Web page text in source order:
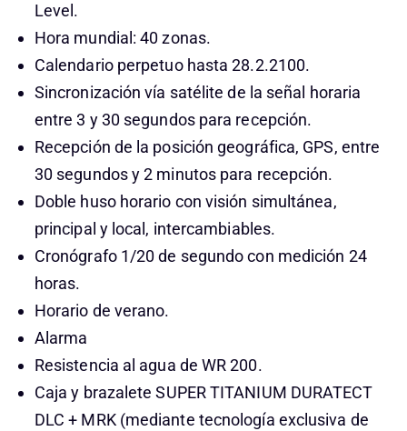
Level.
Hora mundial: 40 zonas.
Calendario perpetuo hasta 28.2.2100.
Sincronización vía satélite de la señal horaria
entre 3 y 30 segundos para recepción.
Recepción de la posición geográfica, GPS, entre
30 segundos y 2 minutos para recepción.
Doble huso horario con visión simultánea,
principal y local, intercambiables.
Cronógrafo 1/20 de segundo con medición 24
horas.
Horario de verano.
Alarma
Resistencia al agua de WR 200.
Caja y brazalete SUPER TITANIUM DURATECT
DLC + MRK (mediante tecnología exclusiva de